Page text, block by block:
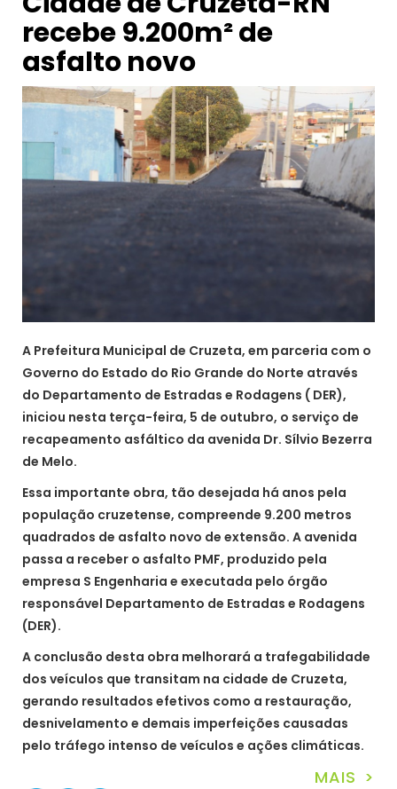
recebe 9.200m² de
asfalto novo
A Prefeitura Municipal de Cruzeta, em parceria com o
Governo do Estado do Rio Grande do Norte através
do Departamento de Estradas e Rodagens ( DER),
iniciou nesta terça-feira, 5 de outubro, o serviço de
recapeamento asfáltico da avenida Dr. Sílvio Bezerra
de Melo.
Essa importante obra, tão desejada há anos pela
população cruzetense, compreende 9.200 metros
quadrados de asfalto novo de extensão. A avenida
passa a receber o asfalto PMF, produzido pela
empresa S Engenharia e executada pelo órgão
responsável Departamento de Estradas e Rodagens
(DER).
A conclusão desta obra melhorará a trafegabilidade
dos veículos que transitam na cidade de Cruzeta,
gerando resultados efetivos como a restauração,
desnivelamento e demais imperfeições causadas
pelo tráfego intenso de veículos e ações climáticas.
MAIS >